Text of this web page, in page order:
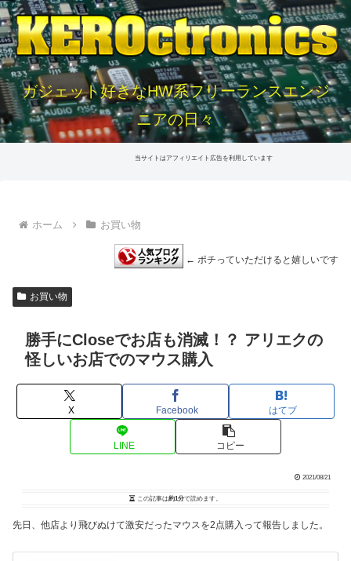
ガジェット好きなHW系フリーランスエンジ
ニアの日々
当サイトはアフィリエイト広告を利用しています
ホーム お買い物
← ポチっていただけると嬉しいです
お買い物
勝手にCloseでお店も消滅！？ アリエクの
怪しいお店でのマウス購入
X Facebook はてブ
LINE コピー
2021/08/21
この記事は約1分で読めます。
先日、他店より飛びぬけて激安だったマウスを2点購入って報告しました。